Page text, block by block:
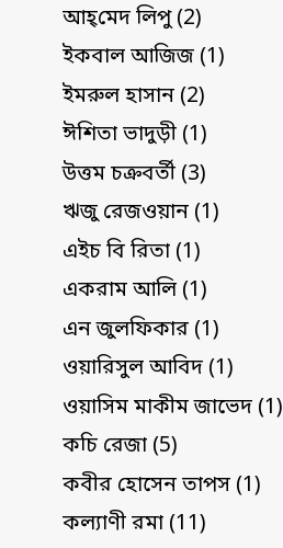
আহ্‌মেদ লিপু (2)
ইকবাল আজিজ (1)
ইমরুল হাসান (2)
ঈশিতা ভাদুড়ী (1)
উত্তম চক্রবর্তী (3)
ঋজু রেজওয়ান (1)
এইচ বি রিতা (1)
একরাম আলি (1)
এন জুলফিকার (1)
ওয়ারিসুল আবিদ (1)
ওয়াসিম মাকীম জাভেদ (1)
কচি রেজা (5)
কবীর হোসেন তাপস (1)
কল্যাণী রমা (11)